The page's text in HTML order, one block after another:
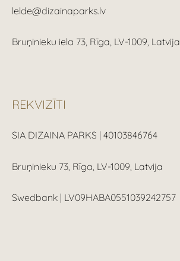
lelde@dizainaparks.lv
Bruņinieku iela 73, Rīga, LV-1009, Latvija
REKVIZĪTI
SIA DIZAINA PARKS | 40103846764
Bruņinieku 73, Rīga, LV-1009, Latvija
Swedbank | LV09HABA0551039242757